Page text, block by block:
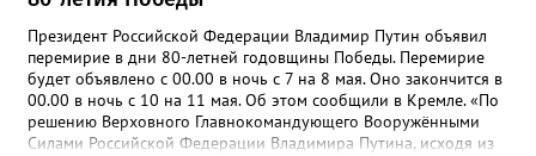
Президент Российской Федерации Владимир Путин объявил
перемирие в дни 80-летней годовщины Победы. Перемирие
будет объявлено с 00.00 в ночь с 7 на 8 мая. Оно закончится в
00.00 в ночь с 10 на 11 мая. Об этом сообщили в Кремле. «По
решению Верховного Главнокомандующего Вооружёнными
Силами Российской Федерации Владимира Путина, исходя из